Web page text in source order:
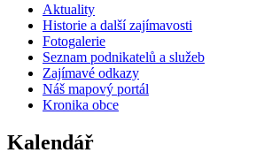
Aktuality
Historie a další zajímavosti
Fotogalerie
Seznam podnikatelů a služeb
Zajímavé odkazy
Náš mapový portál
Kronika obce
Kalendář